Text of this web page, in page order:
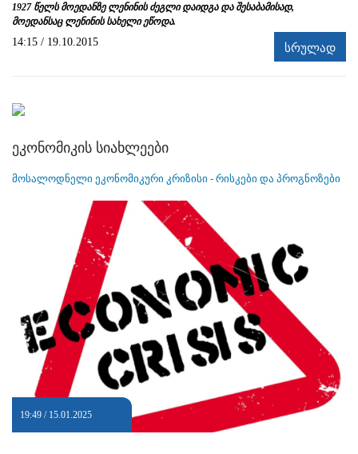
1927 წელს მოედანზე ლენინის ძეგლი დაიდგა და შესაბამისად,
მოედანსაც ლენინის სახელი ეწოდა.
14:15 / 19.10.2015 სრულად
ეკონომიკის სიახლეები
მოსალოდნელი ეკონომიკური კრიზისი - რისკები და პროგნოზები
19:49 / 15.01.2025